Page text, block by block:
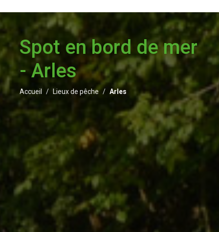
Spot en bord de mer
- Arles
Accueil Lieux de pêche Arles